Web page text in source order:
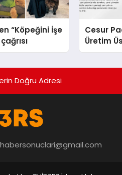
“Köpeğini İşe
Cesur
Üretim
Doğru Adresi
habersonuclari@gmail.com